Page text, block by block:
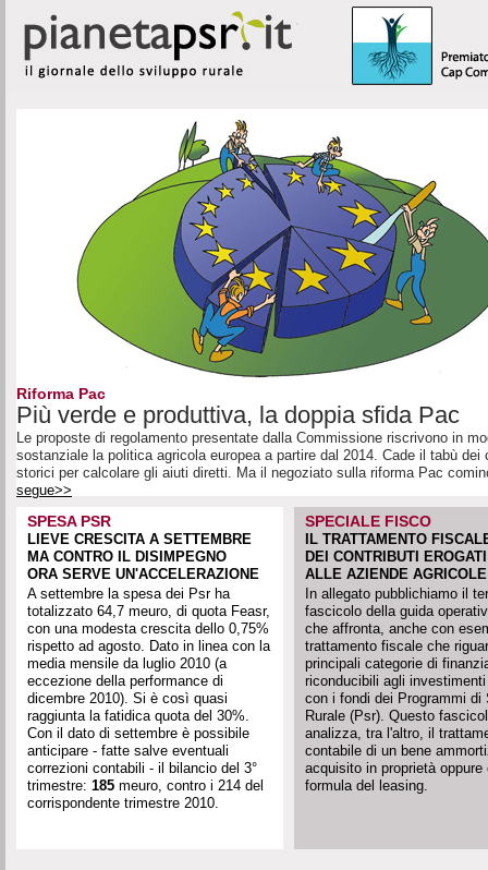
Riforma Pac
Più verde e produttiva, la doppia sfida Pac
Le proposte di regolamento presentate dalla Commissione riscrivono in
sostanziale la politica agricola europea a partire dal 2014. Cade il tabù dei
storici per calcolare gli aiuti diretti. Ma il negoziato sulla riforma Pac
segue>>
SPESA PSR
LIEVE CRESCITA A SETTEMBRE
MA CONTRO IL DISIMPEGNO
ORA SERVE UN'ACCELERAZIONE
A settembre la spesa dei Psr ha
totalizzato 64,7 meuro, di quota Feasr,
con una modesta crescita dello 0,75%
rispetto ad agosto. Dato in linea con la
media mensile da luglio 2010 (a
eccezione della performance di
dicembre 2010). Si è così quasi
raggiunta la fatidica quota del 30%.
Con il dato di settembre è possibile
anticipare - fatte salve eventuali
correzioni contabili - il bilancio del 3°
trimestre: 185 meuro, contro i 214 del
corrispondente trimestre 2010.
SPECIALE FISCO
IL TRATTAMENTO
DEI CONTRIBUTI EROGATI
ALLE AZIENDE AGRICOLE
In allegato pubblichiamo il
fascicolo della guida
che affronta, anche con
trattamento fiscale che
principali categorie di
riconducibili agli
con i fondi dei Programmi di
Rurale (Psr). Questo
analizza, tra l'altro, il
contabile di un bene
acquisito in proprietà oppure
formula del leasing.